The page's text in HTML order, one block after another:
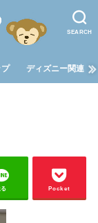
SEARCH
プ ディズニー関連
Pocket